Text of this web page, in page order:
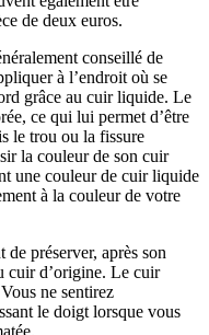
de deux euros.
conseillé de
à l’endroit où se
grâce au cuir liquide. Le
ce qui lui permet d’être
le trou ou la fissure
la couleur de son cuir
une couleur de cuir liquide
à la couleur de votre
de préserver, après son
cuir d’origine. Le cuir
ne sentirez
le doigt lorsque vous